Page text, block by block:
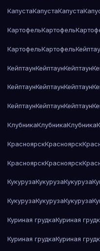
КапустаКапустаКапуста
КартофельКартофель
КартофельКартофель
КейптаунКейптаунКейптаун
КейптаунКейптаунКейптаун
КейптаунКейптаунКейптаун
КлубникаКлубникаКлубника
КрасноярскКрасноярск
КрасноярскКрасноярск
КукурузаКукурузаКукуруза
КукурузаКукурузаКукуруза
Куриная грудкаКуриная
Куриная грудкаКуриная